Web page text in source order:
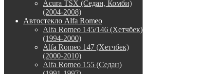
Acura TSX (Седан, Комби)
(2004-2008)
Автостекло Alfa Romeo
Alfa Romeo 145/146 (Хетчбек)
(1994-2000)
Alfa Romeo 147 (Хетчбек)
(2000-2010)
Alfa Romeo 155 (Седан)